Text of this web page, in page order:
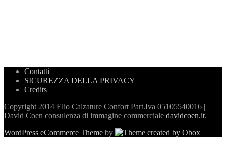
Contatti
SICUREZZA DELLA PRIVACY
Credits
Copyright 2014 Elio Calzature Confort Part.Iva 05105540016 |
David Coen consulenza di immagine commerciale davidcoen.it.
WordPress eCommerce Theme by